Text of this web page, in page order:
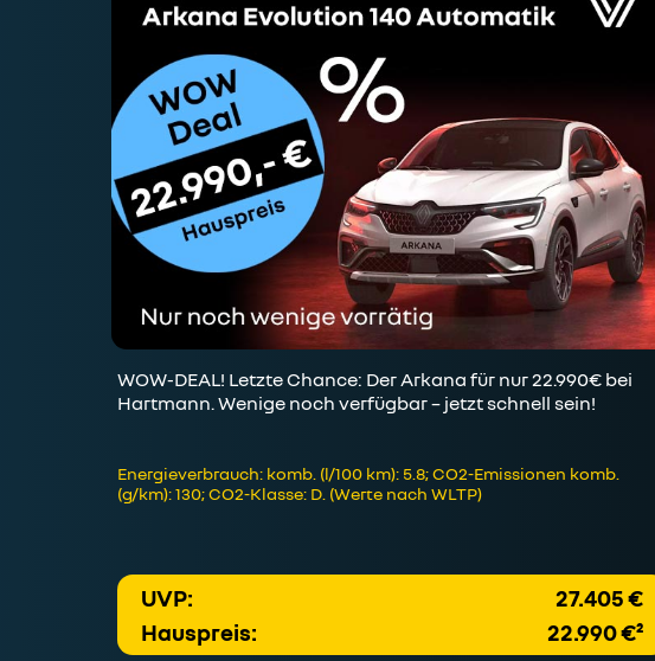
WOW-DEAL! Letzte Chance: Der Arkana für nur 22.990€ bei
Hartmann. Wenige noch verfügbar – jetzt schnell sein!
Energieverbrauch: komb. (l/100 km): 5.8; CO2-Emissionen komb.
(g/km): 130; CO2-Klasse: D. (Werte nach WLTP)
UVP:
27.405 €
Hauspreis:
22.990 €²